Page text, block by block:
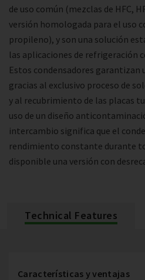
de uso común (mezclas de HFC,
versión homologada para el uso
propileno), y son una solución
las aplicaciones de refrigeración
Estos condensadores garantizan
gracias al exclusivo proceso de
y al recubrimiento de las placas
uso de un diseño
intercambio significa que el
rendimiento constante durante
disponible una versión con
Technical Features
Características y ventajas